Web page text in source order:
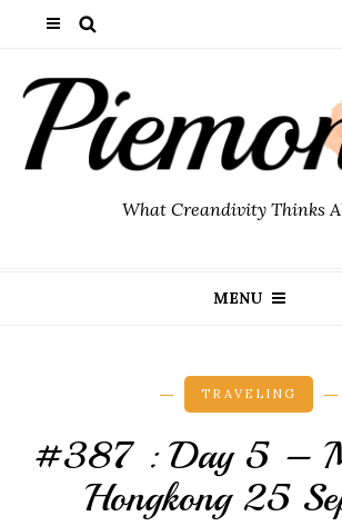
What Creandivity Thinks
MENU
TRAVELING
#387 : Day 5 –
Hongkong 25